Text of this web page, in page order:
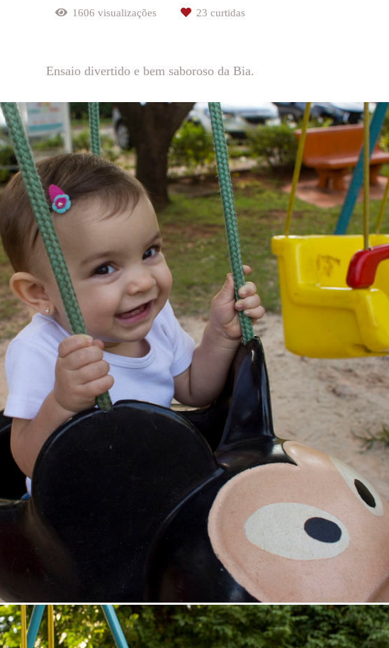
1606 visualizações 23 curtidas
Ensaio divertido e bem saboroso da Bia.